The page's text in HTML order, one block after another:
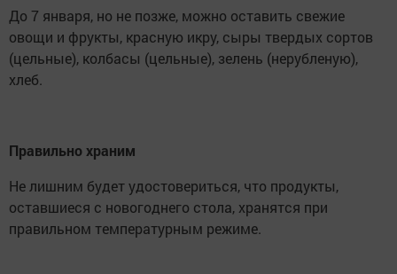
До 7 января, но не позже, можно оставить свежие
овощи и фрукты, красную икру, сыры твердых сортов
(цельные), колбасы (цельные), зелень (нерубленую),
хлеб.
Правильно храним
Не лишним будет удостовериться, что продукты,
оставшиеся с новогоднего стола, хранятся при
правильном температурным режиме.